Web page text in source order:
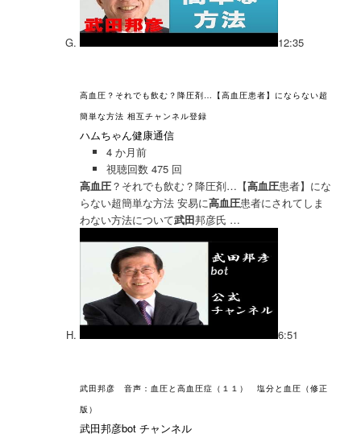
12:35
高血圧？それでも飲む？降圧剤…【高血圧患者】にならない超
簡単な方法 相互チャンネル登録
ハムちゃん健康通信
4 か月前
視聴回数 475 回
高血圧？それでも飲む？降圧剤…【高血圧患者】にな
らない超簡単な方法 安易に高血圧患者にされてしま
わない方法について武田邦彦氏 …
6:51
武田邦彦 音声：血圧と高血圧症（１１） 塩分と血圧（修正
版）
武田邦彦bot チャンネル